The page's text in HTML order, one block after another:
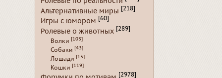
Альтернативные миры [218]
Игры с юмором [60]
Ролевые о животных [289]
Волки [103]
Собаки [43]
Лошади [15]
Кошки [119]
[2978]